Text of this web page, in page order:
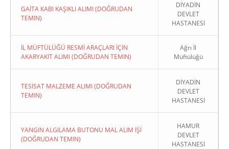
GAİTA KABI KAŞIKLI ALIMI (DOĞRUDAN
TEMIN)
DİYADİN
DEVLET
HASTANESİ
İL MÜFTÜLÜĞÜ RESMİ ARAÇLARI İÇİN
AKARYAKIT ALIMI (DOĞRUDAN TEMIN)
Ağrı İl
Müftülüğü
TESİSAT MALZEME ALIMI (DOĞRUDAN
TEMIN)
DİYADİN
DEVLET
HASTANESİ
YANGIN ALGILAMA BUTONU MAL ALIM İŞİ
(DOĞRUDAN TEMIN)
HAMUR
DEVLET
HASTANESİ